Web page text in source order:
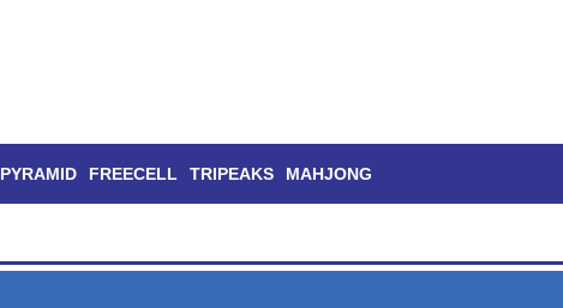
PYRAMID FREECELL TRIPEAKS MAHJONG